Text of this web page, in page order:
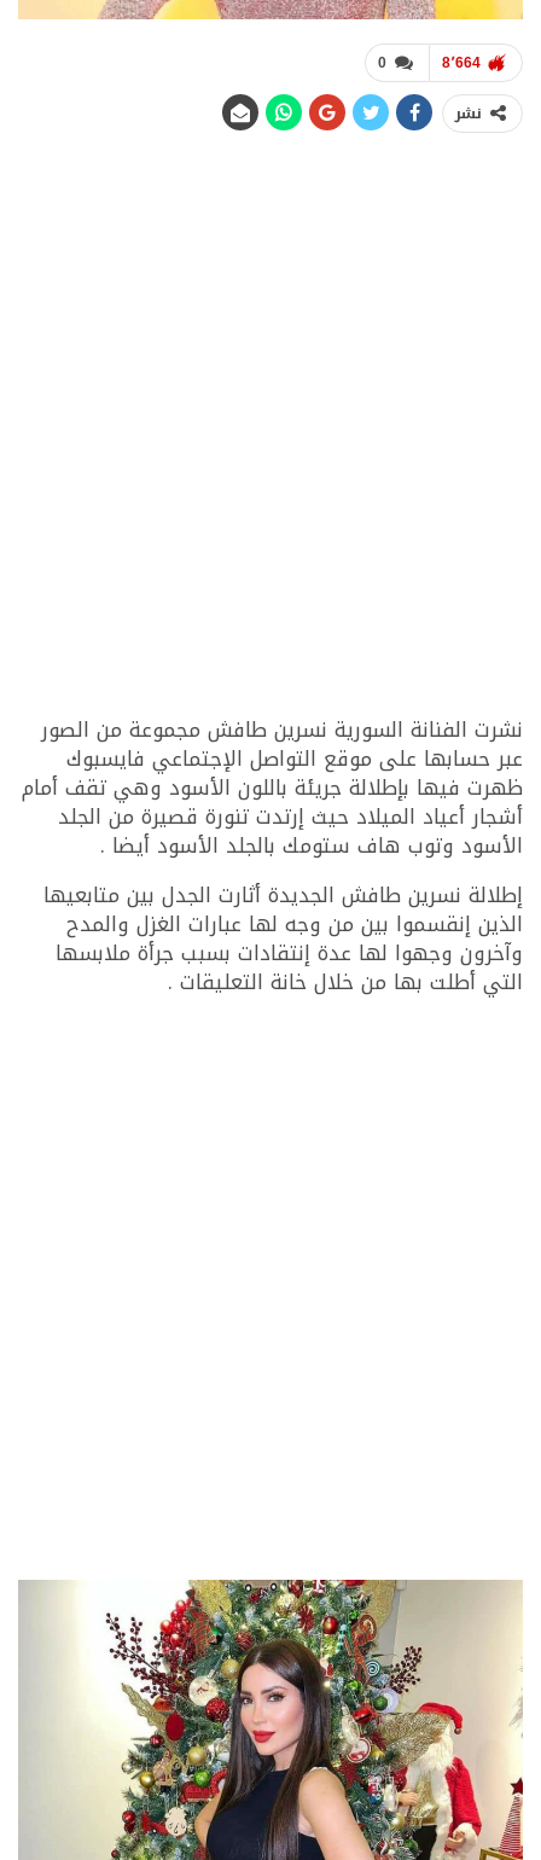
0 8٬664
نشر
نشرت الفنانة السورية نسرين طافش مجموعة من الصور
عبر حسابها على موقع التواصل الإجتماعي فايسبوك
ظهرت فيها بإطلالة جريئة باللون الأسود وهي تقف أمام
أشجار أعياد الميلاد حيث إرتدت تنورة قصيرة من الجلد
الأسود وتوب هاف ستومك بالجلد الأسود أيضا .
إطلالة نسرين طافش الجديدة أثارت الجدل بين متابعيها
الذين إنقسموا بين من وجه لها عبارات الغزل والمدح
وآخرون وجهوا لها عدة إنتقادات بسبب جرأة ملابسها
التي أطلت بها من خلال خانة التعليقات .